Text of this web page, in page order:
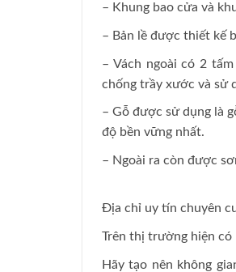
– Khung bao cửa và
– Bản lề được thiết kế
– Vách ngoài có 2
chống trầy xước và sử
– Gỗ được sử dụng là
độ bền vững nhất.
– Ngoài ra còn được
Địa chỉ uy tín chuyên
Trên thị trường hiện có
Hãy tạo nên không